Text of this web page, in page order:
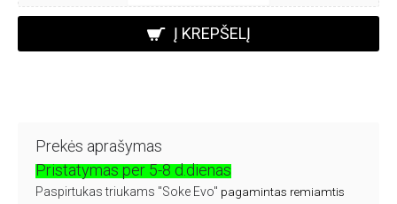
Į KREPŠELĮ
Prekės aprašymas
Pristatymas per 5-8 d.dienas
Paspirtukas triukams "Soke Evo" pagamintas remiamtis